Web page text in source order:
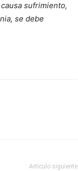
sufrimiento,
se debe
Artículo siguiente